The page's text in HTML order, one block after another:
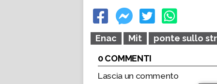
Enac Mit
ponte sullo
0 COMMENTI
Lascia un commento